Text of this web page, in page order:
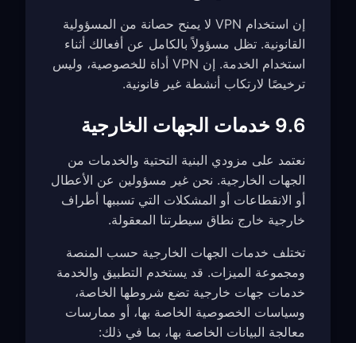
إن استخدام VPN لا يمنح حصانة من المسؤولية
القانونية. تظل مسؤولاً بالكامل عن أفعالك أثناء
استخدام الخدمة. إن VPN أداة للخصوصية، وليس
ترخيصًا لارتكاب أنشطة غير قانونية.
9.6 خدمات الجهات الخارجية
نعتمد على مزودي البنية التحتية والخدمات من
الجهات الخارجية. نحن غير مسؤولين عن الأعطال
أو الانقطاعات أو المشكلات التي تسببها أطراف
خارجية خارج نطاق سيطرتنا المعقولة.
تختلف خدمات الجهات الخارجية حسب المنصة
ومجموعة الميزات. قد يستخدم التطبيق والخدمة
خدمات جهات خارجية تضع شروطها الخاصة،
وسياسات الخصوصية الخاصة بها، أو ممارسات
معالجة البيانات الخاصة بها، بما في ذلك: